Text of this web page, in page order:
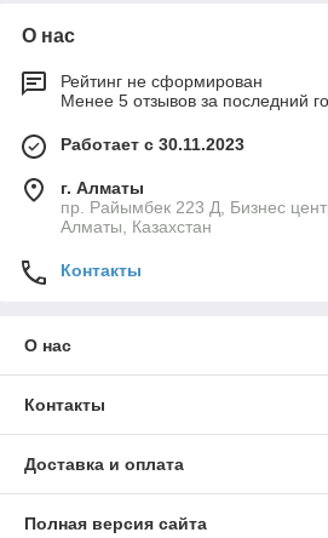
О нас
Рейтинг не сформирован
Менее 5 отзывов за последний
Работает с 30.11.2023
г. Алматы
пр. Райымбек 223 Д, Бизнес
Алматы, Казахстан
Контакты
О нас
Контакты
Доставка и оплата
Полная версия сайта